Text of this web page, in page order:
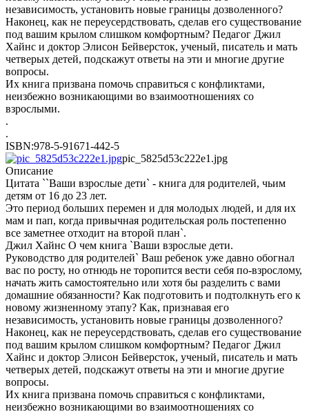
независимость, установить новые границы дозволенного?
Наконец, как не переусердствовать, сделав его существование
под вашим крылом слишком комфортным? Педагог Джил
Хайнс и доктор Элисон Бейверсток, ученый, писатель и мать
четверых детей, подскажут ответы на эти и многие другие
вопросы.
Их книга призвана помочь справиться с конфликтами,
неизбежно возникающими во взаимоотношениях со
взрослыми.
.
.
ISBN:978-5-91671-442-5
pic_5825d53c222e1.jpg
Описание
Цитата ``Ваши взрослые дети` - книга для родителей, чьим
детям от 16 до 23 лет.
Это период больших перемен и для молодых людей, и для их
мам и пап, когда привычная родительская роль постепенно
все заметнее отходит на второй план`.
Джил Хайнс О чем книга `Ваши взрослые дети.
Руководство для родителей` Ваш ребенок уже давно обогнал
вас по росту, но отнюдь не торопится вести себя по-взрослому,
начать жить самостоятельно или хотя бы разделить с вами
домашние обязанности? Как подготовить и подтолкнуть его к
новому жизненному этапу? Как, признавая его
независимость, установить новые границы дозволенного?
Наконец, как не переусердствовать, сделав его существование
под вашим крылом слишком комфортным? Педагог Джил
Хайнс и доктор Элисон Бейверсток, ученый, писатель и мать
четверых детей, подскажут ответы на эти и многие другие
вопросы.
Их книга призвана помочь справиться с конфликтами,
неизбежно возникающими во взаимоотношениях со